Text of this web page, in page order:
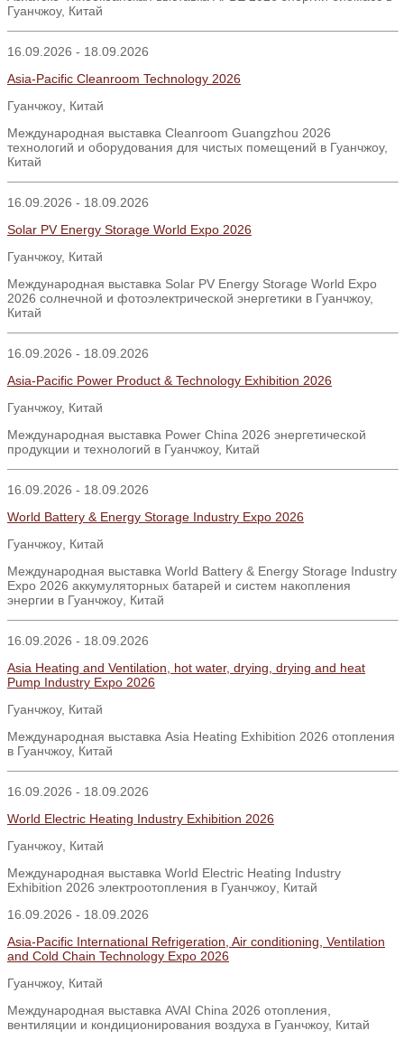
Гуанчжоу, Китай
16.09.2026 - 18.09.2026
Asia-Pacific Cleanroom Technology 2026
Гуанчжоу Китай
Международная выставка Cleanroom Guangzhou 2026
технологий и оборудования для чистых помещений в Гуанчжоу,
Китай
16.09.2026 - 18.09.2026
Solar PV Energy Storage World Expo 2026
Гуанчжоу, Китай
Международная выставка Solar PV Energy Storage World Expo
2026 солнечной и фотоэлектрической энергетики в Гуанчжоу,
Китай
16.09.2026 - 18.09.2026
Asia-Pacific Power Product & Technology Exhibition 2026
Гуанчжоу, Китай
Международная выставка Power China 2026 энергетической
продукции и технологий в Гуанчжоу, Китай
16.09.2026 - 18.09.2026
World Battery & Energy Storage Industry Expo 2026
Гуанчжоу Китай
Международная выставка World Battery & Energy Storage Industry
Expo 2026 аккумуляторных батарей и систем накопления
энергии в Гуанчжоу Китай
16.09.2026 - 18.09.2026
Asia Heating and Ventilation, hot water, drying, drying and heat
Pump Industry Expo 2026
Гуанчжоу, Китай
Международная выставка Asia Heating Exhibition 2026 отопления
в Гуанчжоу, Китай
16.09.2026 - 18.09.2026
World Electric Heating Industry Exhibition 2026
Гуанчжоу Китай
Международная выставка World Electric Heating Industry
Exhibition 2026 электроотопления в Гуанчжоу Китай
16.09.2026 - 18.09.2026
Asia-Pacific International Refrigeration, Air conditioning, Ventilation
and Cold Chain Technology Expo 2026
Гуанчжоу, Китай
Международная выставка AVAI China 2026 отопления,
вентиляции и кондиционирования воздуха в Гуанчжоу, Китай